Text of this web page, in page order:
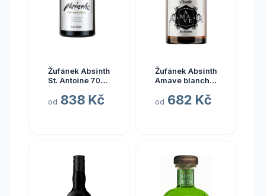
Žufánek Absinth
St. Antoine 70%
láhev)
od 838 Kč
Žufánek Absinth
Amave blanche
láhev)
od 682 Kč